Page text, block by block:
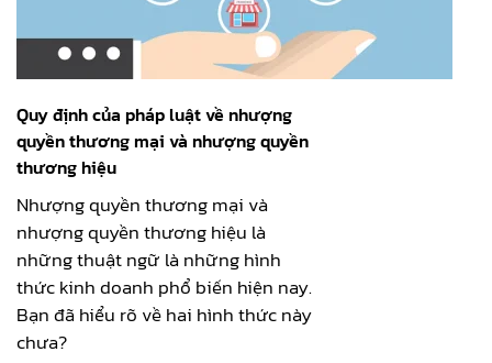
Quy định của pháp luật về nhượng
quyền thương mại và nhượng quyền
thương hiệu
Nhượng quyền thương mại và
nhượng quyền thương hiệu là
những thuật ngữ là những hình
thức kinh doanh phổ biến hiện nay.
Bạn đã hiểu rõ về hai hình thức này
chưa?